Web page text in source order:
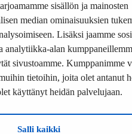
sisällön ja mainosten
median ominaisuuksien
Lisäksi jaamme
analytiikka-alan
sivustoamme. Kumppanimme
tietoihin, joita olet antanut
käyttänyt heidän palvelujaan.
Salli kaikki